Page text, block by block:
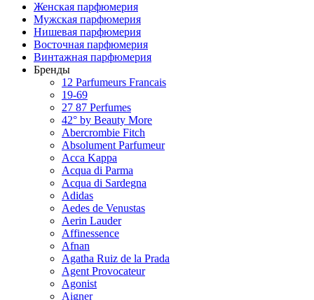
Женская парфюмерия
Мужская парфюмерия
Нишевая парфюмерия
Восточная парфюмерия
Винтажная парфюмерия
Бренды
12 Parfumeurs Francais
19-69
27 87 Perfumes
42° by Beauty More
Abercrombie Fitch
Absolument Parfumeur
Acca Kappa
Acqua di Parma
Acqua di Sardegna
Adidas
Aedes de Venustas
Aerin Lauder
Affinessence
Afnan
Agatha Ruiz de la Prada
Agent Provocateur
Agonist
Aigner